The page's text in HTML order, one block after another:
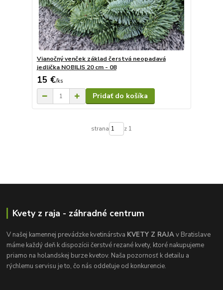
Vianočný venček základ čerstvá neopadavá
jedlička NOBILIS 20 cm - 08
15 €/ks
Pridať do košíka
strana z 1
Kvety z raja - záhradné centrum
V našej kamennej prevádzke kvetinárstva KVETY Z RAJAv Bratislave
máme každý deň k dispozícii čerstvé rezané kvety, ktoré nakupujeme
priamo na holandskej burze kvetov. Naša pozornosť k detailu a
rýchlemu servisu je to, čo nás oddeľuje od konkurencie.